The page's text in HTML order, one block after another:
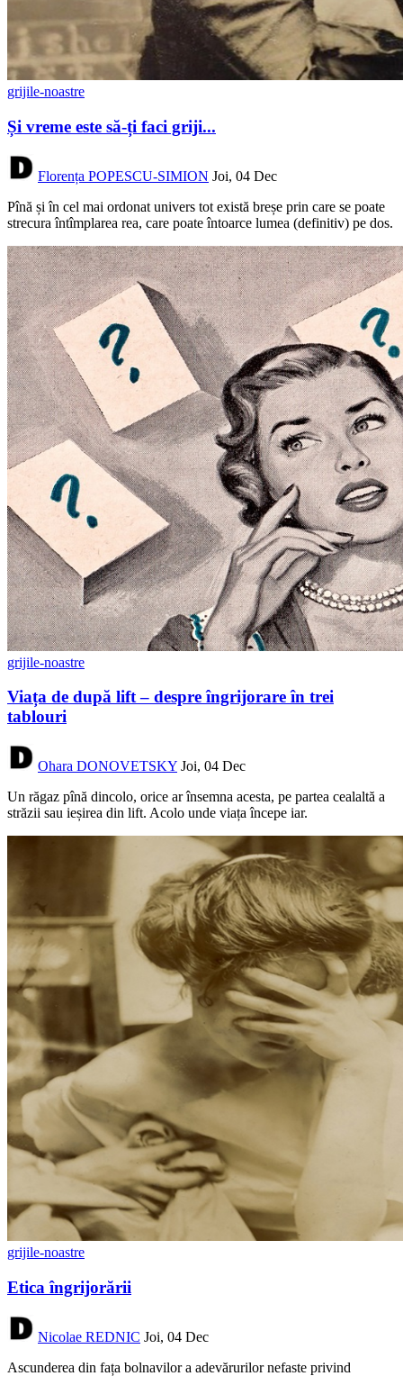
grijile-noastre
Și vreme este să-ți faci griji...
Florența POPESCU-SIMION Joi, 04 Dec
Pînă și în cel mai ordonat univers tot există breșe prin care se poate
strecura întîmplarea rea, care poate întoarce lumea (definitiv) pe dos.
grijile-noastre
Viața de după lift – despre îngrijorare în trei
tablouri
Ohara DONOVETSKY Joi, 04 Dec
Un răgaz pînă dincolo, orice ar însemna acesta, pe partea cealaltă a
străzii sau ieșirea din lift. Acolo unde viața începe iar.
grijile-noastre
Etica îngrijorării
Nicolae REDNIC Joi, 04 Dec
Ascunderea din fața bolnavilor a adevărurilor nefaste privind